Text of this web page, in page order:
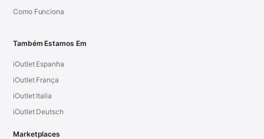
Como Funciona
Também Estamos Em
iOutlet Espanha
iOutlet França
iOutlet Italia
iOutlet Deutsch
Marketplaces